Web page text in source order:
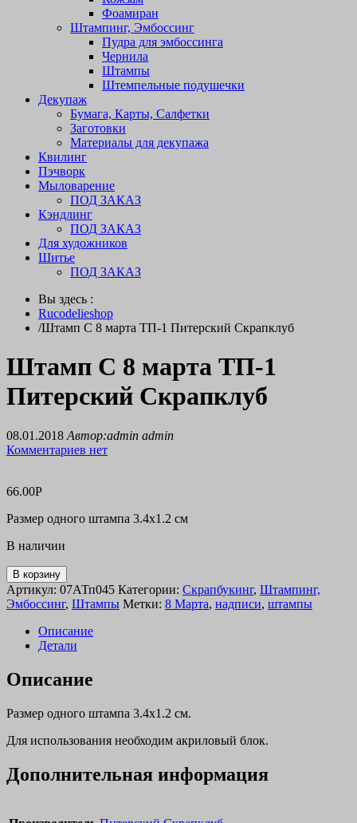
Фоамиран
Штампинг, Эмбоссинг
Пудра для эмбоссинга
Чернила
Штампы
Штемпельные подушечки
Декупаж
Бумага, Карты, Салфетки
Заготовки
Материалы для декупажа
Квилинг
Пэчворк
Мыловарение
ПОД ЗАКАЗ
Кэндлинг
ПОД ЗАКАЗ
Для художников
Шитье
ПОД ЗАКАЗ
Вы здесь :
Rucodelieshop
/Штамп С 8 марта ТП-1 Питерский Скрапклуб
Штамп С 8 марта ТП-1
Питерский Скрапклуб
08.01.2018 Автор:admin admin
Комментариев нет
66.00Р
Размер одного штампа 3.4х1.2 см
В наличии
В корзину
Артикул: 07АТп045 Категории: Скрапбукинг, Штампинг,
Эмбоссинг, Штампы Метки: 8 Марта, надписи, штампы
Описание
Детали
Описание
Размер одного штампа 3.4х1.2 см.
Для использования необходим акриловый блок.
Дополнительная информация